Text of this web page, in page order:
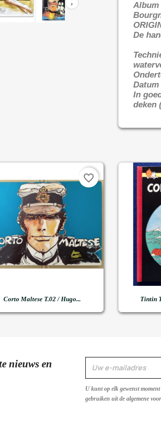
›
Album
De
Datum
In
deken
 Snel bekijken
Corto Maltese T.02 / Hugo...
favorite_border
Tintin
nieuws en
U kunt op elk gewenst
gebruiken uit de algemene